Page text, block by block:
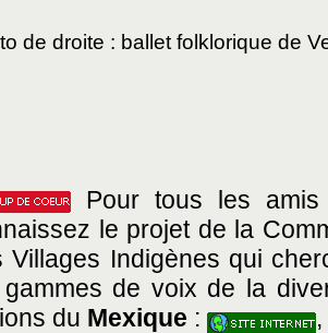
de droite : ballet folklorique de
Pour tous les
le projet de la
Villages Indigènes qui
de voix de la
du Mexique : ,